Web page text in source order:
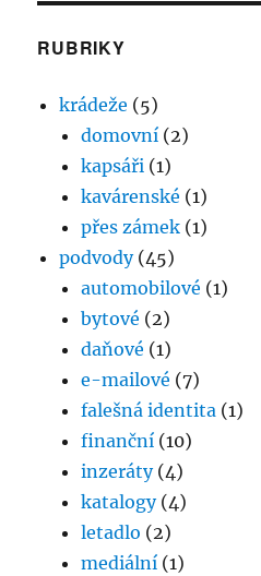
RUBRIKY
krádeže (5)
domovní (2)
kapsáři (1)
kavárenské (1)
přes zámek (1)
podvody(45)
automobilové (1)
bytové (2)
daňové (1)
e-mailové (7)
falešná identita (1)
finanční (10)
inzeráty(4)
katalogy(4)
letadlo (2)
mediální (1)